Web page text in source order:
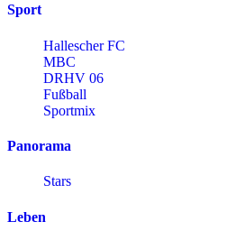
Sport
Hallescher FC
MBC
DRHV 06
Fußball
Sportmix
Panorama
Stars
Leben